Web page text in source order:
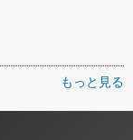
もっと見る